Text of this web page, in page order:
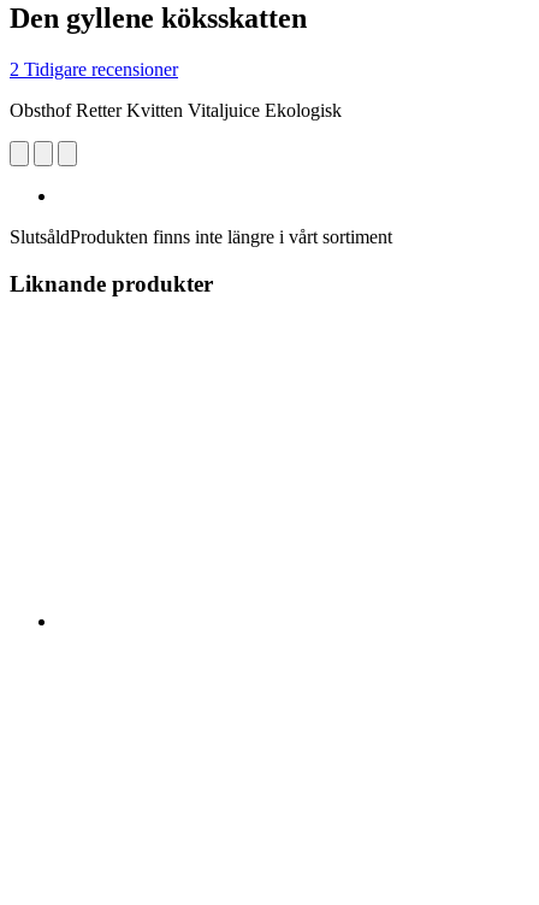
Den gyllene köksskatten
2 Tidigare recensioner
Obsthof Retter Kvitten Vitaljuice Ekologisk
SlutsåldProdukten finns inte längre i vårt sortiment
Liknande produkter